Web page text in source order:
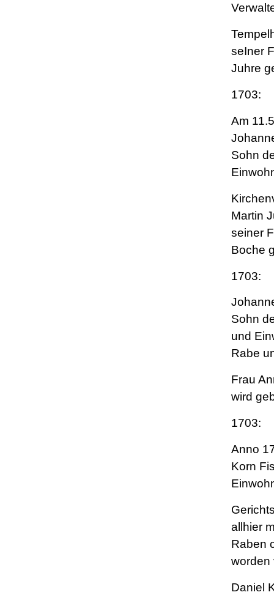
seIner
Juhre
1703:
Am
Sohn
Martin
seiner
Boche
1703:
Sohn
und
Rabe
Frau
wird
1703:
Anno
Korn
allhier
Raben
worden
Daniel